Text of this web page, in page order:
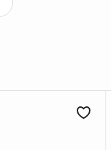
сумма кредита